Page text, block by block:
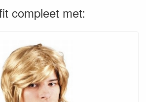
compleet met: